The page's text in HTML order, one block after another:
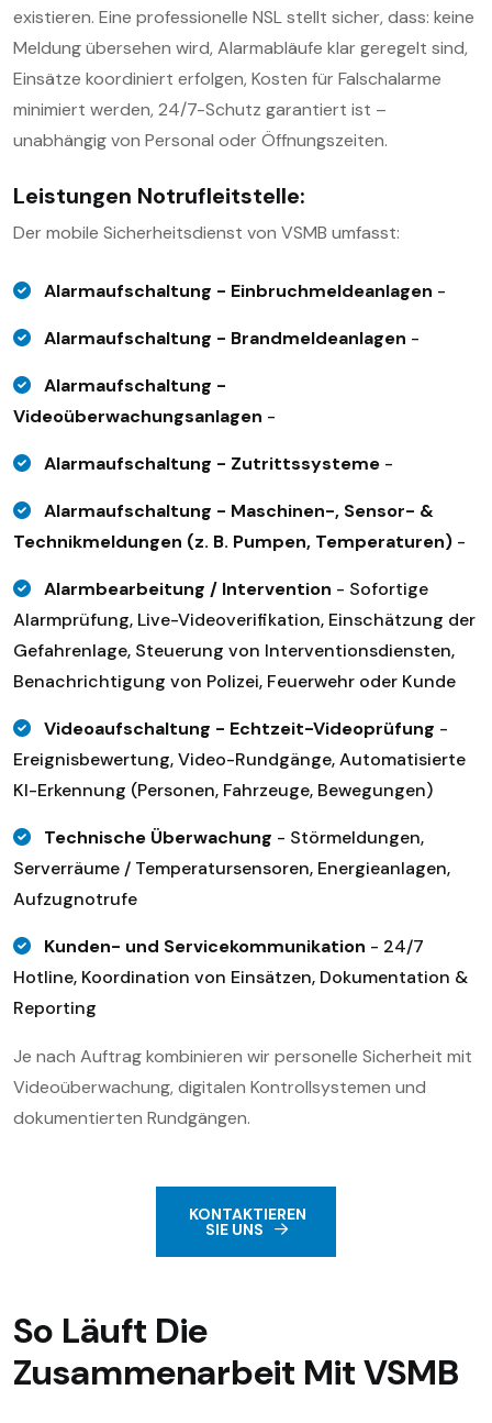
existieren. Eine professionelle NSL stellt sicher, dass: keine
Meldung übersehen wird, Alarmabläufe klar geregelt sind,
Einsätze koordiniert erfolgen, Kosten für Falschalarme
minimiert werden, 24/7-Schutz garantiert ist –
unabhängig von Personal oder Öffnungszeiten.
Leistungen Notrufleitstelle:
Der mobile Sicherheitsdienst von VSMB umfasst:
Alarmaufschaltung - Einbruchmeldeanlagen -
Alarmaufschaltung - Brandmeldeanlagen -
Alarmaufschaltung -
Videoüberwachungsanlagen -
Alarmaufschaltung - Zutrittssysteme -
Alarmaufschaltung - Maschinen-, Sensor- &
Technikmeldungen (z. B. Pumpen, Temperaturen) -
Alarmbearbeitung / Intervention - Sofortige
Alarmprüfung, Live-Videoverifikation, Einschätzung der
Gefahrenlage, Steuerung von Interventionsdiensten,
Benachrichtigung von Polizei, Feuerwehr oder Kunde
Videoaufschaltung - Echtzeit-Videoprüfung -
Ereignisbewertung, Video-Rundgänge, Automatisierte
KI-Erkennung (Personen, Fahrzeuge, Bewegungen)
Technische Überwachung - Störmeldungen,
Serverräume / Temperatursensoren, Energieanlagen,
Aufzugnotrufe
Kunden- und Servicekommunikation - 24/7
Hotline, Koordination von Einsätzen, Dokumentation &
Reporting
Je nach Auftrag kombinieren wir personelle Sicherheit mit
Videoüberwachung, digitalen Kontrollsystemen und
dokumentierten Rundgängen.
KONTAKTIEREN
SIE UNS
So Läuft Die
Zusammenarbeit Mit VSMB